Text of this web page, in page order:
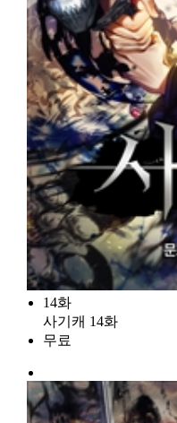
14화
사기캐 14화
무료